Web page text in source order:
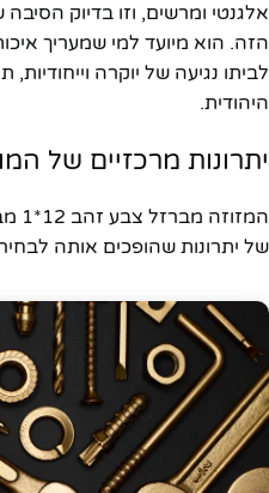
אלגנטי ומרשים, וזו בדיוק
הזה. הוא מיועד למי שמעריך
לביתו נגיעה של יוקרה
היהודית.
יתרונות מרכזיים של
של יתרונות שהופכים אותה